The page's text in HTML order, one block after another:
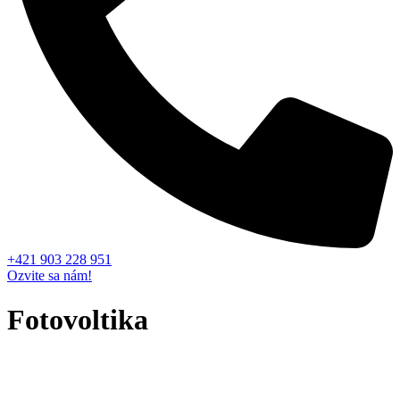
+421 903 228 951
Ozvite sa nám!
Fotovoltika